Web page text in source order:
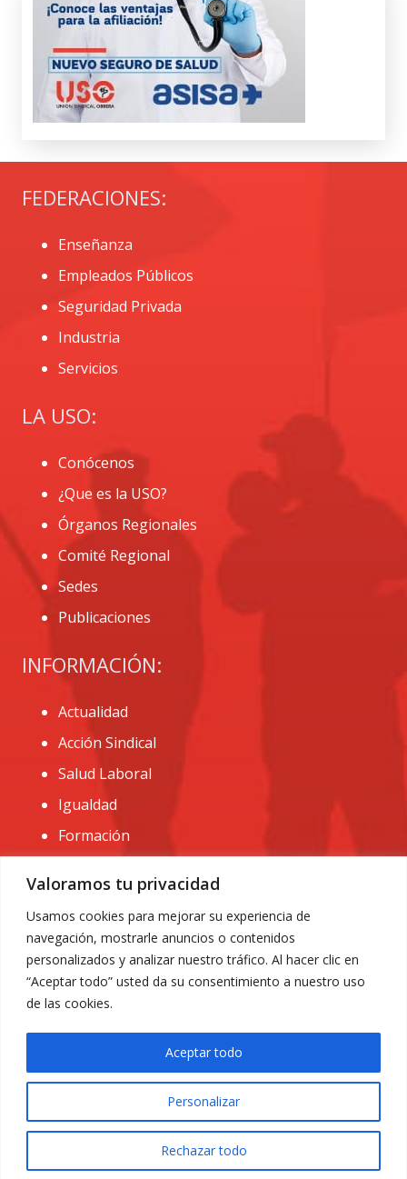
Valoramos tu privacidad
Usamos cookies para mejorar su experiencia de
navegación, mostrarle anuncios o contenidos
personalizados y analizar nuestro tráfico. Al hacer clic en
“Aceptar todo” usted da su consentimiento a nuestro uso
de las cookies.
Personalizar
Rechazar todo
Aceptar todo
FEDERACIONES:
Enseñanza
Empleados Públicos
Seguridad Privada
Industria
Servicios
LA USO:
Conócenos
¿Que es la USO?
Órganos Regionales
Comité Regional
Sedes
Publicaciones
INFORMACIÓN:
Actualidad
Acción Sindical
Salud Laboral
Igualdad
Formación
CONTACTO:
administracion@usomurcia.org
968 25 01 20
C/ Huerto de las bombas nº6. 30009 Murcia
Privacidad|
© 2018 Todos los derechos reservados. Diseño web
ACRILONIA